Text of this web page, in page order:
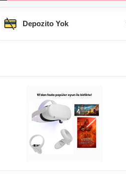
Depozito Yok